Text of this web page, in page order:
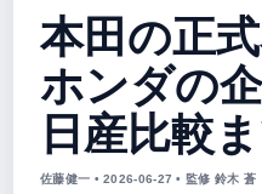
本田の正
ホンダの
日産比較
佐藤健一 • 2026-06-27 • 監修 鈴木 蒼